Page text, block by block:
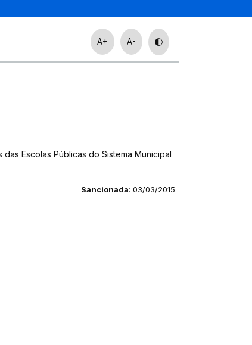
A+ A-
Escolas Públicas do Sistema Municipal
Sancionada: 03/03/2015